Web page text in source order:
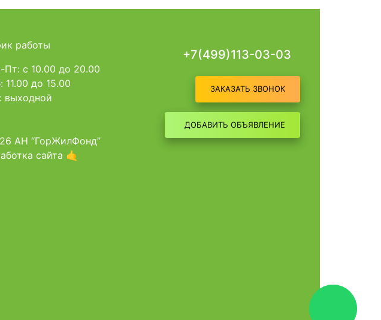
работы
Пт: c 10.00 до 20.00
11.00 до 15.00
выходной
АН “ГорЖилФонд”
сайта 🤙
+7(499)113-03-03
ЗАКАЗАТЬ ЗВОНОК
ДОБАВИТЬ ОБЪЯВЛЕНИЕ